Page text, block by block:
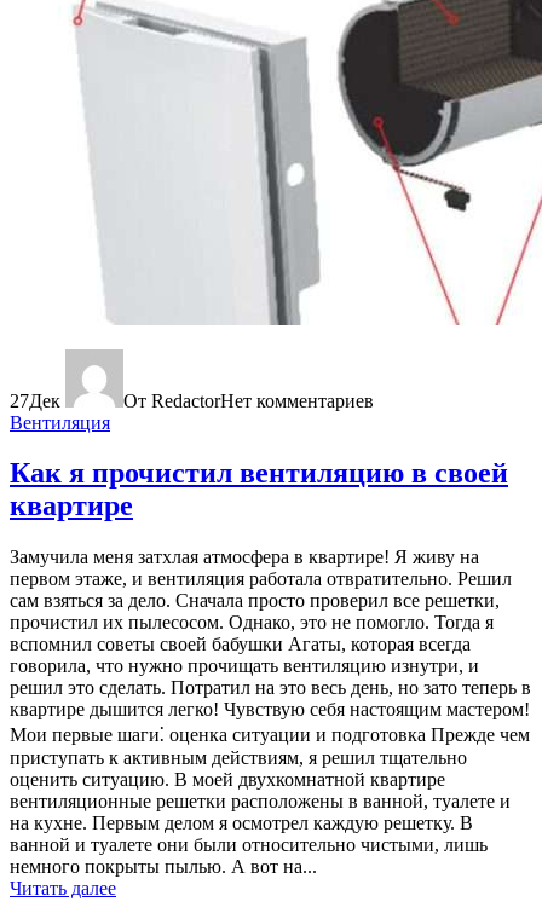
27Дек От RedactorНет комментариев
Вентиляция
Как я прочистил вентиляцию в своей
квартире
Замучила меня затхлая атмосфера в квартире! Я живу на
первом этаже, и вентиляция работала отвратительно. Решил
сам взяться за дело. Сначала просто проверил все решетки,
прочистил их пылесосом. Однако, это не помогло. Тогда я
вспомнил советы своей бабушки Агаты, которая всегда
говорила, что нужно прочищать вентиляцию изнутри, и
решил это сделать. Потратил на это весь день, но зато теперь в
квартире дышится легко! Чувствую себя настоящим мастером!
Мои первые шаги⁚ оценка ситуации и подготовка Прежде чем
приступать к активным действиям, я решил тщательно
оценить ситуацию. В моей двухкомнатной квартире
вентиляционные решетки расположены в ванной, туалете и
на кухне. Первым делом я осмотрел каждую решетку. В
ванной и туалете они были относительно чистыми, лишь
немного покрыты пылью. А вот на...
Читать далее